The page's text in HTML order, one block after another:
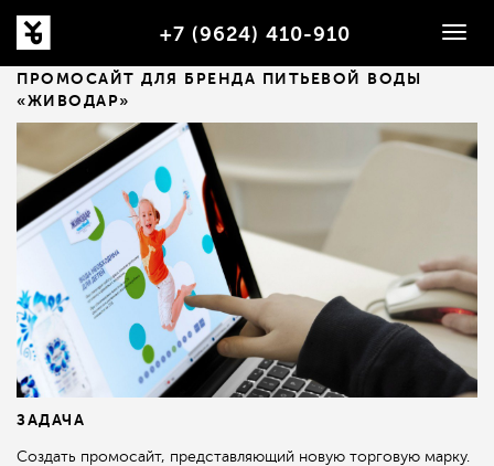
+7 (9624) 410-910
ПРОМОСАЙТ ДЛЯ БРЕНДА ПИТЬЕВОЙ ВОДЫ
«ЖИВОДАР»
ЗАДАЧА
Создать промосайт, представляющий новую торговую марку.